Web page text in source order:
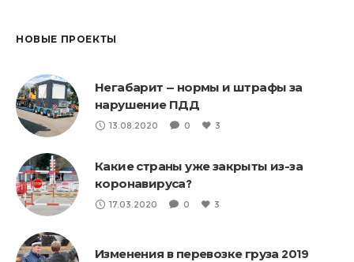
НОВЫЕ ПРОЕКТЫ
Негабарит — нормы и штрафы за
нарушение ПДД
13.08.2020 0 3
Какие страны уже закрыты из-за
коронавируса?
17.03.2020 0 3
Изменения в перевозке груза 2019